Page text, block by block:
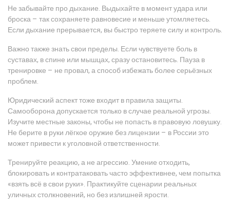
Не забывайте про дыхание. Выдыхайте в момент удара или
броска – так сохраняете равновесие и меньше утомляетесь.
Если дыхание прерывается, вы быстро теряете силу и контроль.
Важно также знать свои пределы. Если чувствуете боль в
суставах, в спине или мышцах, сразу остановитесь. Пауза в
тренировке – не провал, а способ избежать более серьёзных
проблем.
Юридический аспект тоже входит в правила защиты.
Самооборона допускается только в случае реальной угрозы.
Изучите местные законы, чтобы не попасть в правовую ловушку.
Не берите в руки лёгкое оружие без лицензии – в России это
может привести к уголовной ответственности.
Тренируйте реакцию, а не агрессию. Умение отходить,
блокировать и контратаковать часто эффективнее, чем попытка
«взять всё в свои руки». Практикуйте сценарии реальных
уличных столкновений, но без излишней ярости.